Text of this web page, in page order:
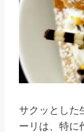
サクッとした
ーリは、特に